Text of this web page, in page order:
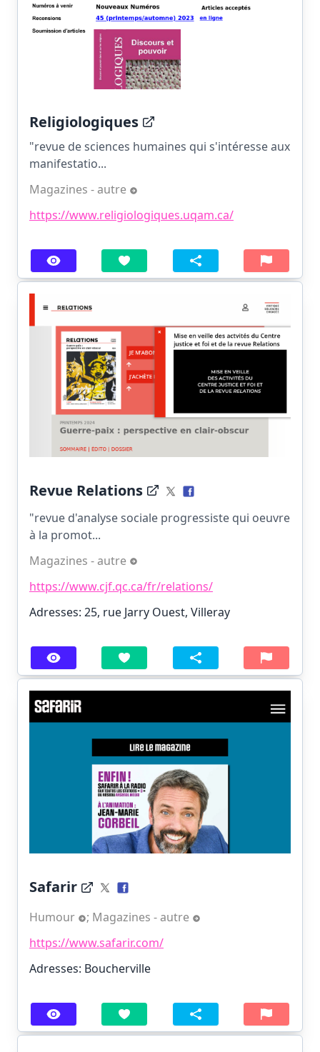
Religiologiques
"revue de sciences humaines qui s'intéresse aux
manifestatio...
Magazines - autre
https://www.religiologiques.uqam.ca/
Revue Relations
"revue d'analyse sociale progressiste qui oeuvre
à la promot...
Magazines - autre
https://www.cjf.qc.ca/fr/relations/
Adresses: 25, rue Jarry Ouest, Villeray
Safarir
Humour ; Magazines - autre
https://www.safarir.com/
Adresses: Boucherville